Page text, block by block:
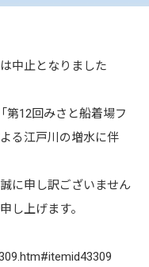
中止となりました
12回みさと船着場フ
る江戸川の増水に伴
に申し訳ございません
し上げます。